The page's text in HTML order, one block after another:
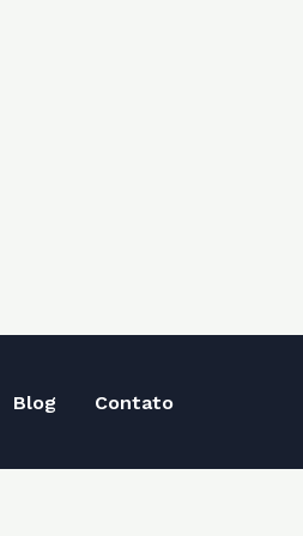
Blog Contato